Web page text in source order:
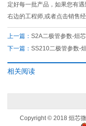
定好每一批产品，如果您有
右边的工程师,或者点击销售
上一篇： S2A二极管参数-烜
下一篇： SS210二极管参数-
相关阅读
Copyright © 2018 烜芯